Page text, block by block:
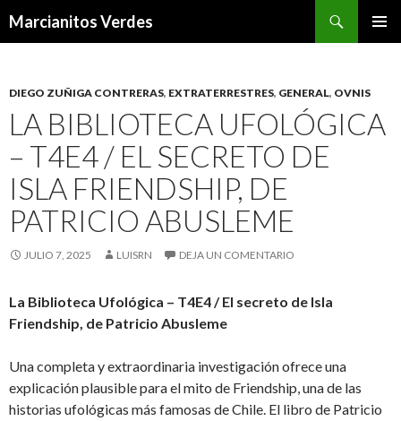
Marcianitos Verdes
DIEGO ZUÑIGA CONTRERAS, EXTRATERRESTRES, GENERAL, OVNIS
LA BIBLIOTECA UFOLÓGICA
– T4E4 / EL SECRETO DE
ISLA FRIENDSHIP, DE
PATRICIO ABUSLEME
JULIO 7, 2025 LUISRN DEJA UN COMENTARIO
La Biblioteca Ufológica – T4E4 / El secreto de Isla
Friendship, de Patricio Abusleme
Una completa y extraordinaria investigación ofrece una
explicación plausible para el mito de Friendship, una de las
historias ufológicas más famosas de Chile. El libro de Patricio